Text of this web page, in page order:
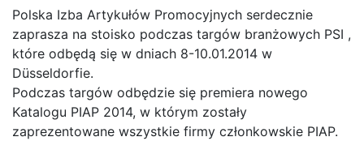
Polska Izba Artykułów Promocyjnych serdecznie
zaprasza na stoisko podczas targów branżowych PSI ,
które odbędą się w dniach 8-10.01.2014 w
Düsseldorfie.
Podczas targów odbędzie się premiera nowego
Katalogu PIAP 2014, w którym zostały
zaprezentowane wszystkie firmy członkowskie PIAP.